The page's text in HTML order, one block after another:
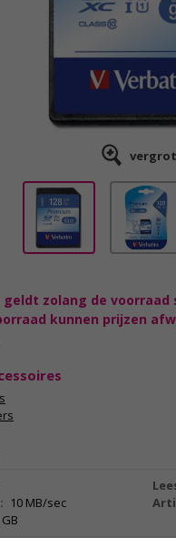
geldt zolang de
kunnen prijzen
10 MB/sec